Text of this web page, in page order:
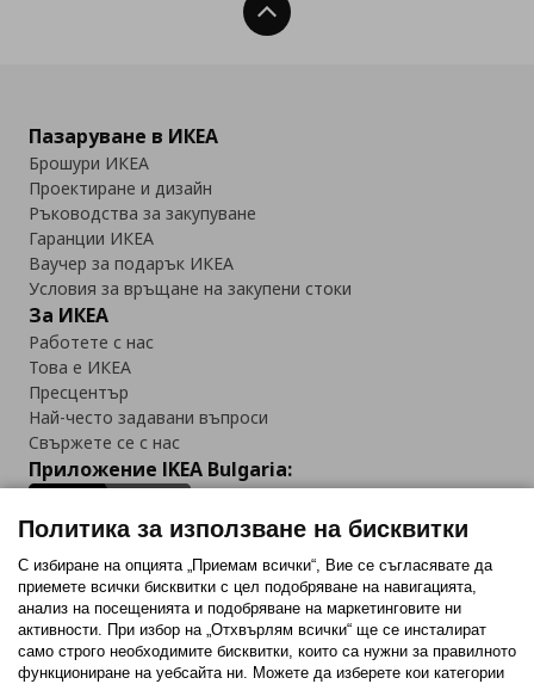
Нагоре
Пазаруване в ИКЕА
Брошури ИКЕА
Проектиране и дизайн
Ръководства за закупуване
Гаранции ИКЕА
Ваучер за подарък ИКЕА
Условия за връщане на закупени стоки
За ИКЕА
Работете с нас
Това е ИКЕА
Пресцентър
Най-често задавани въпроси
Свържете се с нас
Приложение IKEA Bulgaria:
Последвайте ни:
FacebookTwitterYoutubePinterestInstagram
Политика за използване на бисквитки
С избиране на опцията „Приемам всички“, Вие се съгласявате да
приемете всички бисквитки с цел подобряване на навигацията,
анализ на посещенията и подобряване на маркетинговите ни
активности. При избор на „Отхвърлям всички“ ще се инсталират
само строго необходимитe бисквитки, които са нужни за правилното
функциониране на уебсайта ни. Можете да изберете кои категории